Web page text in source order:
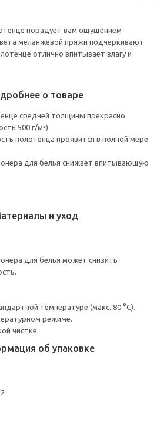
порадует вам ощущением
меланжевой пряжи подчеркивают
отлично впитывает влагу и
о товаре
средней толщины прекрасно
500 г/м²).
полотенца проявится в полной мере
для белья снижает впитывающую
и уход
для белья может снизить
температуре (макс. 80 °C).
режиме.
чистке.
об упаковке